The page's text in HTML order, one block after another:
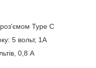
роз'ємом Type C
5 вольт, 1А
0,8 А